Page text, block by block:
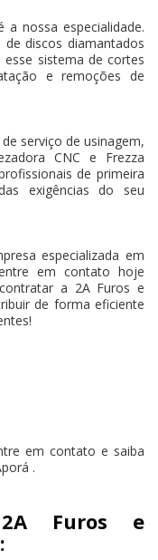
nossa especialidade.
de discos diamantados
sistema de cortes
e remoções de
serviço de usinagem,
CNC e Frezza
de primeira
exigências do seu
especializada em
em contato hoje
a 2A Furos e
de forma eficiente
em contato e saiba
.
Furos e